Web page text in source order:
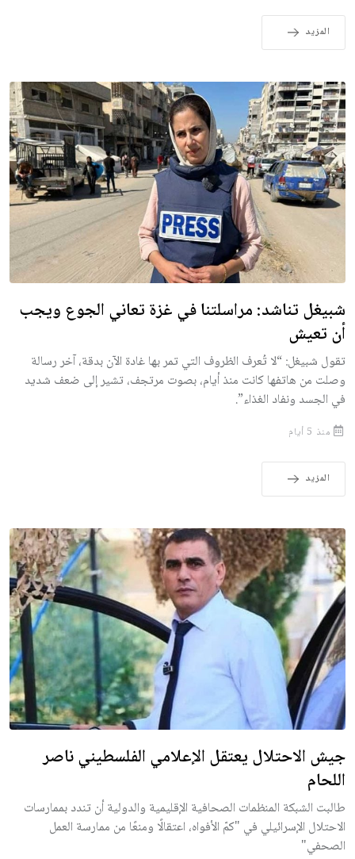
المزيد
شبيغل تناشد: مراسلتنا في غزة تعاني الجوع ويجب
أن تعيش
تقول شبيغل: “لا تُعرف الظروف التي تمر بها غادة الآن بدقة، آخر رسالة
وصلت من هاتفها كانت منذ أيام، بصوت مرتجف، تشير إلى ضعف شديد
في الجسد ونفاد الغذاء”.
منذ 5 أيام
المزيد
جيش الاحتلال يعتقل الإعلامي الفلسطيني ناصر
اللحام
طالبت الشبكة المنظمات الصحافية الإقليمية والدولية أن تندد بممارسات
الاحتلال الإسرائيلي في "كمّ الأفواه، اعتقالًا ومنعًا من ممارسة العمل
الصحفي"